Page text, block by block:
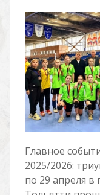
Главное
2025/2026:
по 29 апреля в